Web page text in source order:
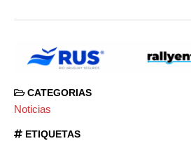
CATEGORIAS
Noticias
ETIQUETAS